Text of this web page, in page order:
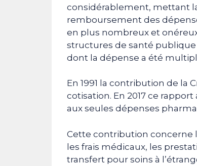
considérablement, mettant
remboursement des
en plus nombreux et
structures de santé
dont la dépense a été
En 1991 la contribution de la
cotisation. En 2017 ce
aux seules dépenses
Cette contribution concerne
les frais médicaux, les
transfert pour soins à